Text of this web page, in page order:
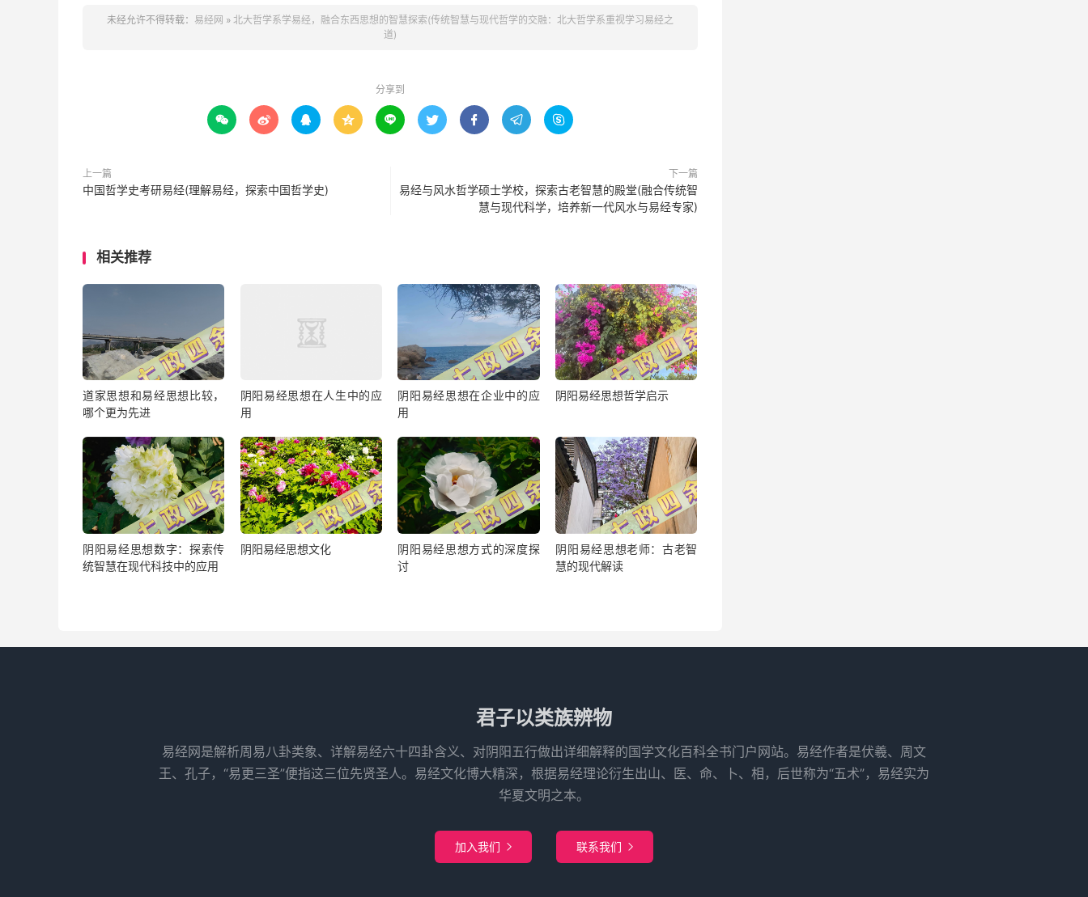
未经允许不得转载： 易经网 » 北大哲学系学易经，融合东西思想的智慧探索(传统智慧与现代哲学的交融：北大哲学系重视学习易经之
道)
分享到
        
上一篇
中国哲学史考研易经(理解易经，探索中国哲学史)
下一篇
易经与风水哲学硕士学校，探索古老智慧的殿堂(融合传统智
慧与现代科学，培养新一代风水与易经专家)
相关推荐
道家思想和易经思想比较，
哪个更为先进
阴阳易经思想在人生中的应
用
阴阳易经思想在企业中的应
用
阴阳易经思想哲学启示
阴阳易经思想数字：探索传
统智慧在现代科技中的应用
阴阳易经思想文化
阴阳易经思想方式的深度探
讨
阴阳易经思想老师：古老智
慧的现代解读
君子以类族辨物
易经网是解析周易八卦类象、详解易经六十四卦含义、对阴阳五行做出详细解释的国学文化百科全书门户网站。易经作者是伏羲、周文
王、孔子，“易更三圣”便指这三位先贤圣人。易经文化博大精深，根据易经理论衍生出山、医、命、卜、相，后世称为“五术”，易经实为
华夏文明之本。
加入我们  联系我们 